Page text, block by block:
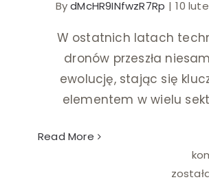
Wystrój wnętrz
BydMcHR9INfwzR7Rp | 10
W ostatnich latach
dronów przeszła
ewolucję, stając się
elementem w wielu
Read More